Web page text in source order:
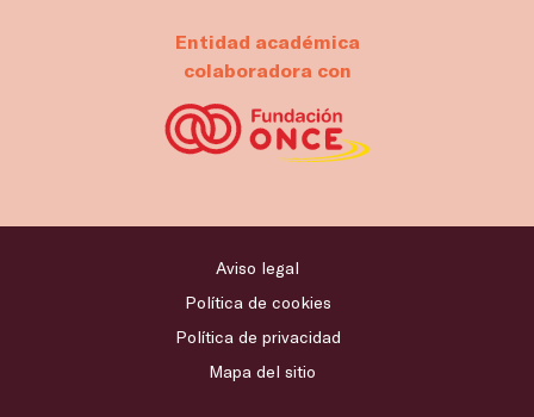
Entidad académica
colaboradora con
Aviso legal
Política de cookies
Política de privacidad
Mapa del sitio